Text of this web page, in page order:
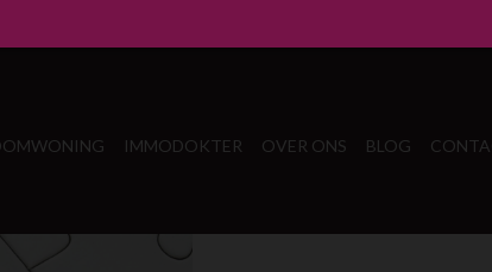
IMMODOKTER OVER ONS BLOG